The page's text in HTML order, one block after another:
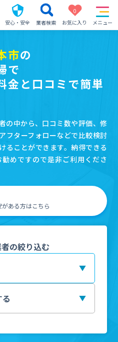
安心・安全 業者検索
0
お気に入り
メニュー
市の
で
金と口コミで簡単
の中から、口コミ数や評価、修
フターフォローなどで比較検討
ることができます。納得できる
めですので是非ご利用くださ
ある方はこちら
の絞り込む